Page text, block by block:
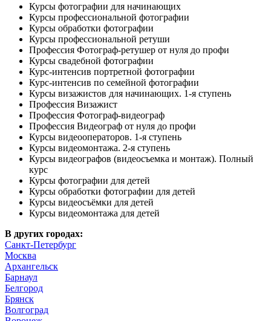
Курсы фотографии для начинающих
Курсы профессиональной фотографии
Курсы обработки фотографии
Курсы профессиональной ретуши
Профессия Фотограф-ретушер от нуля до профи
Курсы свадебной фотографии
Курс-интенсив портретной фотографии
Курс-интенсив по семейной фотографии
Курсы визажистов для начинающих. 1-я ступень
Профессия Визажист
Профессия Фотограф-видеограф
Профессия Видеограф от нуля до профи
Курсы видеооператоров. 1-я ступень
Курсы видеомонтажа. 2-я ступень
Курсы видеографов (видеосъемка и монтаж). Полный
курс
Курсы фотографии для детей
Курсы обработки фотографии для детей
Курсы видеосъёмки для детей
Курсы видеомонтажа для детей
В других городах:
Санкт-Петербург
Москва
Архангельск
Барнаул
Белгород
Брянск
Волгоград